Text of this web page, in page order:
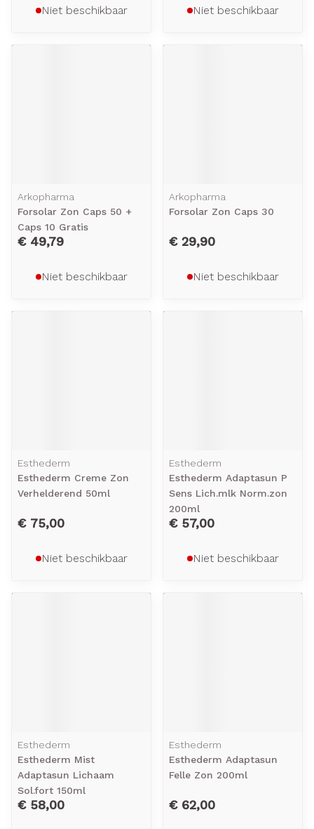
Niet beschikbaar Niet beschikbaar
Arkopharma
Forsolar Zon Caps 50 +
Caps 10 Gratis
€ 49,79
Niet beschikbaar
Arkopharma
Forsolar Zon Caps 30
€ 29,90
Niet beschikbaar
Esthederm
Esthederm Creme Zon
Verhelderend 50ml
€ 75,00
Niet beschikbaar
Esthederm
Esthederm Adaptasun P
Sens Lich.mlk Norm.zon
200ml
€ 57,00
Niet beschikbaar
Esthederm
Esthederm Mist
Adaptasun Lichaam
Sol.fort 150ml
€ 58,00
Esthederm
Esthederm Adaptasun
Felle Zon 200ml
€ 62,00